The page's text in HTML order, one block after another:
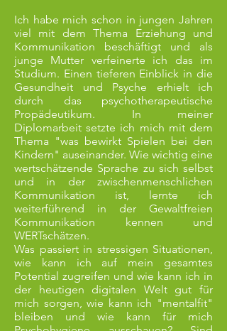
Ich habe mich schon in jungen Jahren
viel mit dem Thema Erziehung und
Kommunikation beschäftigt und als
junge Mutter verfeinerte ich das im
Studium. Einen tieferen Einblick in die
Gesundheit und Psyche erhielt ich
durch das psychotherapeutische
Propädeutikum. In meiner
Diplomarbeit setzte ich mich mit dem
Thema "was bewirkt Spielen bei den
Kindern" auseinander. Wie wichtig eine
wertschätzende Sprache zu sich selbst
und in der zwischenmenschlichen
Kommunikation ist, lernte ich
weiterführend in der Gewaltfreien
Kommunikation kennen und
WERTschätzen.
Was passiert in stressigen Situationen,
wie kann ich auf mein gesamtes
Potential zugreifen und wie kann ich in
der heutigen digitalen Welt gut für
mich sorgen, wie kann ich "mentalfit"
bleiben und wie kann für mich